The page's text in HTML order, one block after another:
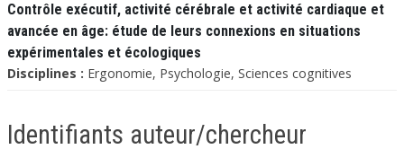
Contrôle exécutif, activité cérébrale et activité cardiaque et
avancée en âge: étude de leurs connexions en situations
expérimentales et écologiques
Disciplines : Ergonomie, Psychologie, Sciences cognitives
Identifiants auteur/chercheur